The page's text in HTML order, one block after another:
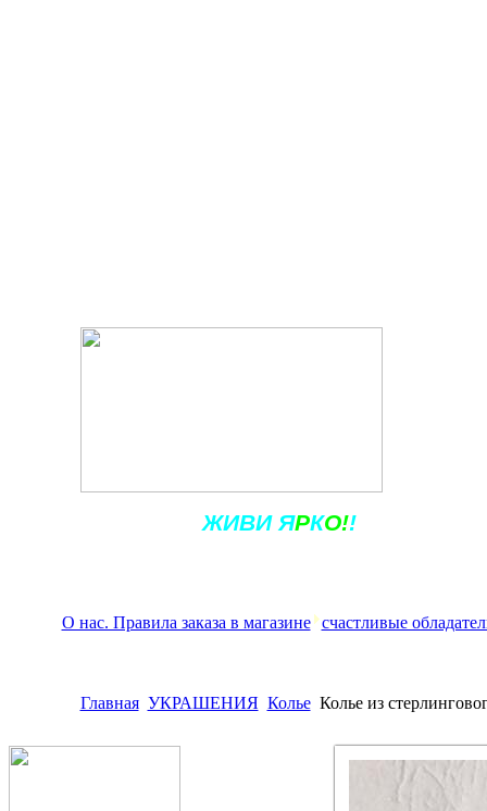
ЖИВИ ЯРКО!!
О нас. Правила заказа в магазине счастливые
Главная УКРАШЕНИЯ Колье Колье из